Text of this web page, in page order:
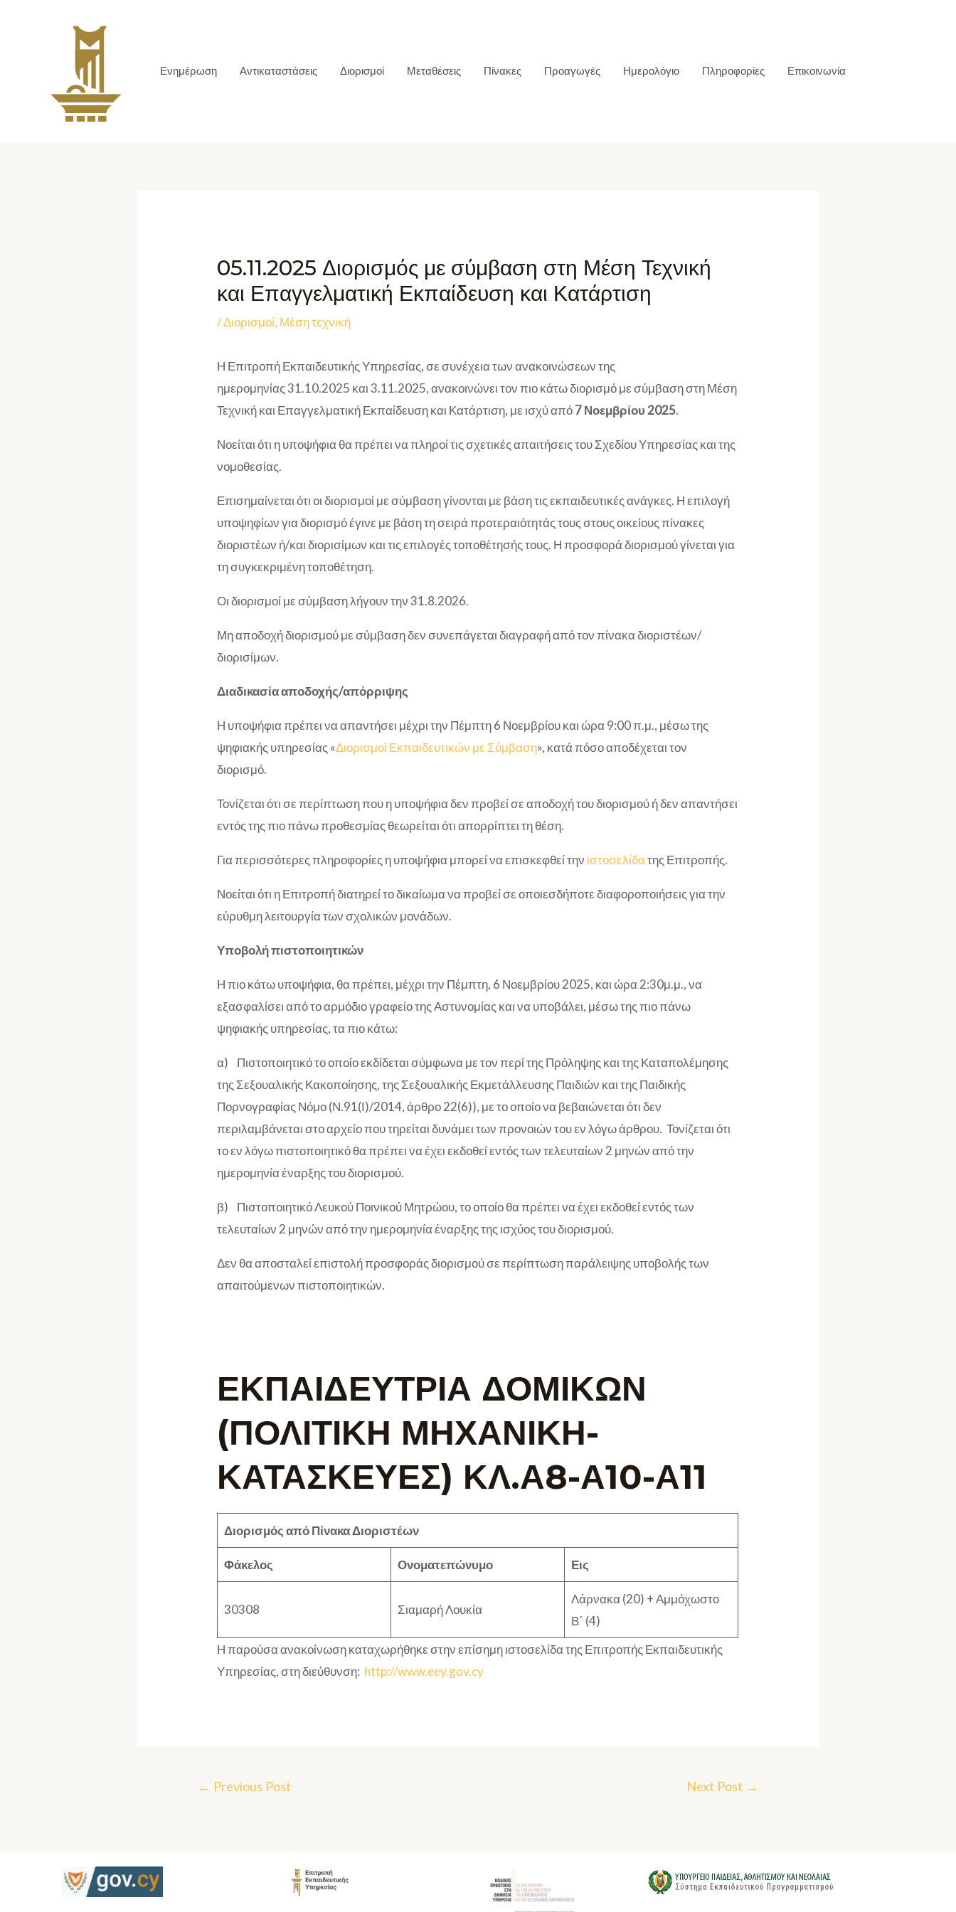
Ενημέρωση Αντικαταστάσεις Διορισμοί Μεταθέσεις Πίνακες Προαγωγές Ημερολόγιο Πληροφορίες Επικοινωνία
05.11.2025 Διορισμός με σύμβαση στη Μέση Τεχνική
και Επαγγελματική Εκπαίδευση και Κατάρτιση
/Διορισμοί, Μέση τεχνική
Η Επιτροπή Εκπαιδευτικής Υπηρεσίας, σε συνέχεια των ανακοινώσεων της
ημερομηνίας 31.10.2025 και 3.11.2025, ανακοινώνει τον πιο κάτω διορισμό με σύμβαση στη Μέση
Τεχνική και Επαγγελματική Εκπαίδευση και Κατάρτιση, με ισχύ από7 Νοεμβρίου 2025.
Νοείται ότι η υποψήφια θα πρέπει να πληροί τις σχετικές απαιτήσεις του Σχεδίου Υπηρεσίας και της
νομοθεσίας.
Επισημαίνεται ότι οι διορισμοί με σύμβαση γίνονται με βάση τις εκπαιδευτικές ανάγκες. Η επιλογή
υποψηφίων για διορισμό έγινε με βάση τη σειρά προτεραιότητάς τους στους οικείους πίνακες
διοριστέων ή/και διορισίμων και τις επιλογές τοποθέτησής τους. Η προσφορά διορισμού γίνεται για
τη συγκεκριμένη τοποθέτηση.
Οι διορισμοί με σύμβαση λήγουν την 31.8.2026.
Μη αποδοχή διορισμού με σύμβαση δεν συνεπάγεται διαγραφή από τον πίνακα διοριστέων/
διορισίμων.
Διαδικασία αποδοχής/απόρριψης
Η υποψήφια πρέπει να απαντήσει μέχρι την Πέμπτη 6 Νοεμβρίου και ώρα 9:00 π.μ., μέσω της
ψηφιακής υπηρεσίας «Διορισμοί Εκπαιδευτικών με Σύμβαση», κατά πόσο αποδέχεται τον
διορισμό.
Τονίζεται ότι σε περίπτωση που η υποψήφια δεν προβεί σε αποδοχή του διορισμού ή δεν απαντήσει
εντός της πιο πάνω προθεσμίας θεωρείται ότι απορρίπτει τη θέση.
Για περισσότερες πληροφορίες η υποψήφια μπορεί να επισκεφθεί την ιστοσελίδατης Επιτροπής.
Νοείται ότι η Επιτροπή διατηρεί το δικαίωμα να προβεί σε οποιεσδήποτε διαφοροποιήσεις για την
εύρυθμη λειτουργία των σχολικών μονάδων.
Υποβολή πιστοποιητικών
Η πιο κάτω υποψήφια, θα πρέπει, μέχρι την Πέμπτη, 6 Νοεμβρίου 2025, και ώρα 2:30μ.μ., να
εξασφαλίσει από το αρμόδιο γραφείο της Αστυνομίας και να υποβάλει, μέσω της πιο πάνω
ψηφιακής υπηρεσίας, τα πιο κάτω:
α) Πιστοποιητικό το οποίο εκδίδεται σύμφωνα με τον περί της Πρόληψης και της Καταπολέμησης
της Σεξουαλικής Κακοποίησης, της Σεξουαλικής Εκμετάλλευσης Παιδιών και της Παιδικής
Πορνογραφίας Νόμο (Ν.91(Ι)/2014, άρθρο 22(6)), με το οποίο να βεβαιώνεται ότι δεν
περιλαμβάνεται στο αρχείο που τηρείται δυνάμει των προνοιών του εν λόγω άρθρου. Τονίζεται ότι
το εν λόγω πιστοποιητικό θα πρέπει να έχει εκδοθεί εντός των τελευταίων 2 μηνών από την
ημερομηνία έναρξης του διορισμού.
β) Πιστοποιητικό Λευκού Ποινικού Μητρώου, το οποίο θα πρέπει να έχει εκδοθεί εντός των
τελευταίων 2 μηνών από την ημερομηνία έναρξης της ισχύος του διορισμού.
Δεν θα αποσταλεί επιστολή προσφοράς διορισμού σε περίπτωση παράλειψης υποβολής των
απαιτούμενων πιστοποιητικών.
ΕΚΠΑΙΔΕΥΤΡΙΑ ΔΟΜΙΚΩΝ
(ΠΟΛΙΤΙΚΗ ΜΗΧΑΝΙΚΗ-
ΚΑΤΑΣΚΕΥΕΣ) ΚΛ.Α8-Α10-Α11
Διορισμός από Πίνακα Διοριστέων
Φάκελος Ονοματεπώνυμο Εις
30308 Σιαμαρή Λουκία
Λάρνακα (20) + Αμμόχωστο
Β΄ (4)
Η παρούσα ανακοίνωση καταχωρήθηκε στην επίσημη ιστοσελίδα της Επιτροπής Εκπαιδευτικής
Υπηρεσίας, στη διεύθυνση: http://www.eey.gov.cy
← Previous Post Next Post →